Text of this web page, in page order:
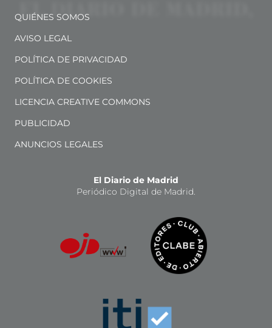
QUIÉNES SOMOS
AVISO LEGAL
POLÍTICA DE PRIVACIDAD
POLÍTICA DE COOKIES
LICENCIA CREATIVE COMMONS
PUBLICIDAD
ANUNCIOS LEGALES
El Diario de Madrid
Periódico Digital de Madrid.